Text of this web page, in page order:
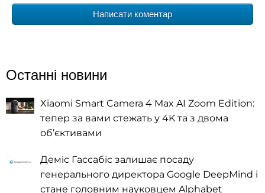
Написати коментар
Останні новини
Xiaomi Smart Camera 4 Max AI Zoom Edition:
тепер за вами стежать у 4K та з двома
об’єктивами
Деміс Гассабіс залишає посаду
генерального директора Google DeepMind і
стане головним науковцем Alphabet